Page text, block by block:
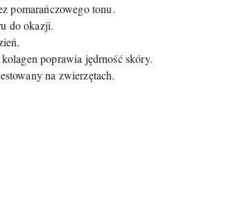
pomarańczowego tonu.
do okazji.
poprawia jędrność skóry.
na zwierzętach.